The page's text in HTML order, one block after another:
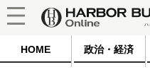
HOME 政治・経済